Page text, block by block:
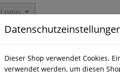
Login
Dieser Shop verwendet Cookies.
verwendet werden, um diesen